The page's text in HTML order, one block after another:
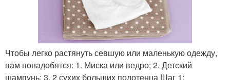
Чтобы легко растянуть севшую или маленькую одежду,
вам понадобятся: 1. Миска или ведро; 2. Детский
шампунь; 3. 2 сухих больших полотенца Шаг 1: